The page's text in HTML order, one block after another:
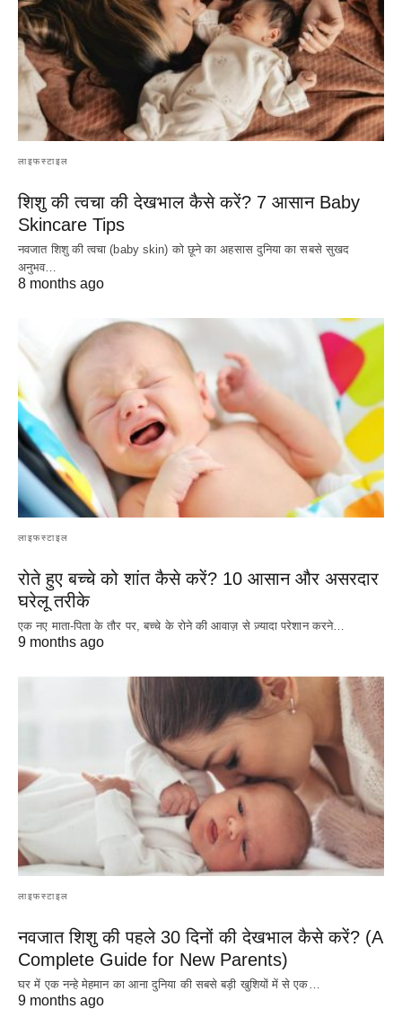
लाइफस्टाइल
शिशु की त्वचा की देखभाल कैसे करें? 7 आसान Baby
Skincare Tips
नवजात शिशु की त्वचा (baby skin) को छूने का अहसास दुनिया का सबसे सुखद
अनुभव…
8 months ago
लाइफस्टाइल
रोते हुए बच्चे को शांत कैसे करें? 10 आसान और असरदार
घरेलू तरीके
एक नए माता-पिता के तौर पर, बच्चे के रोने की आवाज़ से ज़्यादा परेशान करने…
9 months ago
लाइफस्टाइल
नवजात शिशु की पहले 30 दिनों की देखभाल कैसे करें? (A
Complete Guide for New Parents)
घर में एक नन्हे मेहमान का आना दुनिया की सबसे बड़ी खुशियों में से एक…
9 months ago